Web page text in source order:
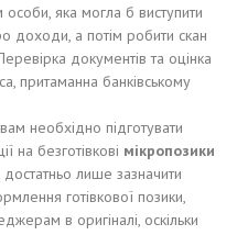
яка могла б виступити
доходи, а потім робити скан
документів та оцінка
притаманна банківському
необхідно підготувати
на безготівкові мікропозики
достатньо лише зазначити
готівкової позики,
в оригіналі, оскільки